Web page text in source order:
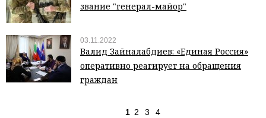
звание "генерал-майор"
03.11.2022
Валид Зайналабдиев: «Единая Россия»
оперативно реагирует на обращения
граждан
1 2 3 4